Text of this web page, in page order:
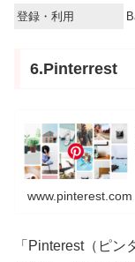
登録・利用
6.Pinterrest
www.pinterest.com
「Pinterest（ピン